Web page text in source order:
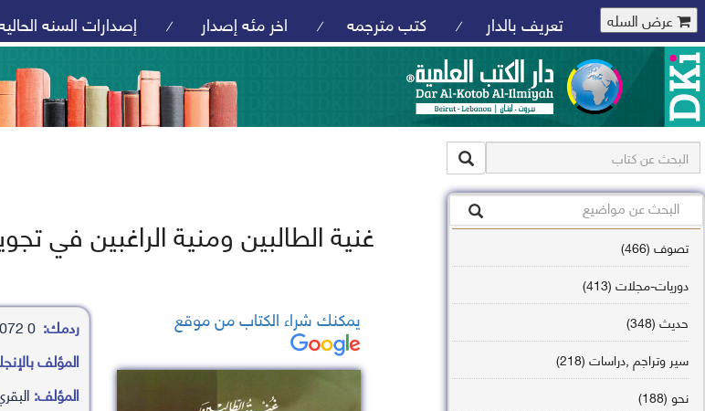
عرض السله تعريف بالدار / كتب مترجمه / اخر مئه إصدار / إصدارات السنه
تصوف (466)
دوريات-مجلات (413)
حديث (348)
سير وتراجم ,دراسات (218)
نحو (188)
غنية الطالبين ومنية الراغبين في
يمكنك شراء الكتاب من موقع ردمك: 0 6072 7451 2 978
المؤلف
المؤلف: